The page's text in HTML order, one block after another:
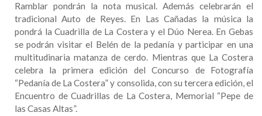
Ramblar pondrán la nota musical. Además celebrarán el
tradicional Auto de Reyes. En Las Cañadas la música la
pondrá la Cuadrilla de La Costera y el Dúo Nerea. En Gebas
se podrán visitar el Belén de la pedanía y participar en una
multitudinaria matanza de cerdo. Mientras que La Costera
celebra la primera edición del Concurso de Fotografía
“Pedanía de La Costera” y consolida, con su tercera edición, el
Encuentro de Cuadrillas de La Costera, Memorial “Pepe de
las Casas Altas”.